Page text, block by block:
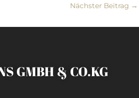
Nächster Beitrag →
GMBH & CO.KG